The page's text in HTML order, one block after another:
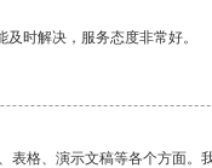
时解决，服务态度非常好。
格、演示文稿等各个方面。